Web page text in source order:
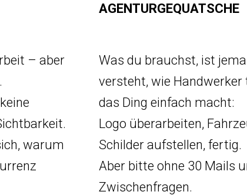
– aber
warum
AGENTURGEQUATSCHE
Was du brauchst, ist
versteht, wie Handwerker
das Ding einfach macht:
Logo überarbeiten,
Schilder aufstellen, fertig.
Aber bitte ohne 30 Mails
Zwischenfragen.